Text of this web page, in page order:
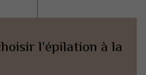
l'épilation à la